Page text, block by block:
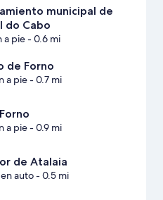
municipal de
do Cabo
a pie- 0.6 mi
de Forno
a pie- 0.7 mi
a pie- 0.9 mi
de Atalaia
auto- 0.5 mi